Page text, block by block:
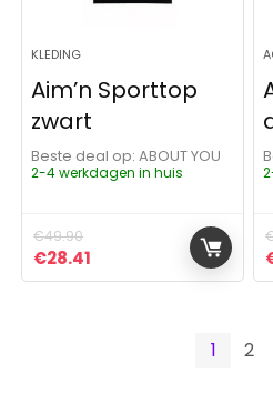
KLEDING
Aim’n Sporttop
zwart
Beste deal op:
ABOUT YOU
2-4 werkdagen in huis
€49.90
Oorspronkelijke prijs was:
€28.41 Huidige prijs is:
1 2